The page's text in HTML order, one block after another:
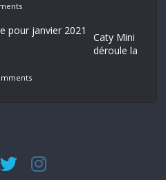
Caty Mini
déroule la